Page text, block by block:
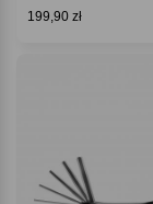
199,90 zł